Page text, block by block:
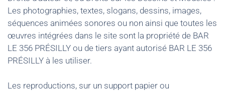
Les photographies, textes, slogans, dessins, images,
séquences animées sonores ou non ainsi que toutes les
œuvres intégrées dans le site sont la propriété de BAR
LE 356 PRÉSILLY ou de tiers ayant autorisé BAR LE 356
PRÉSILLY à les utiliser.
Les reproductions, sur un support papier ou